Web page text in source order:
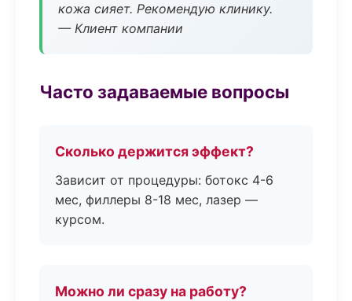
кожа сияет. Рекомендую клинику.
— Клиент компании
Часто задаваемые вопросы
Сколько держится эффект?
Зависит от процедуры: ботокс 4-6
мес, филлеры 8-18 мес, лазер —
курсом.
Можно ли сразу на работу?